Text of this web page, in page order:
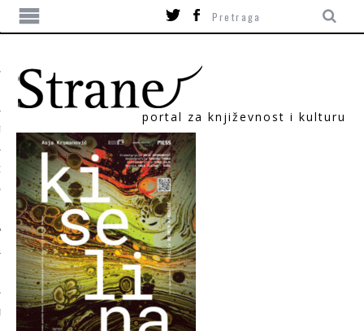
portal za književnost i kulturu